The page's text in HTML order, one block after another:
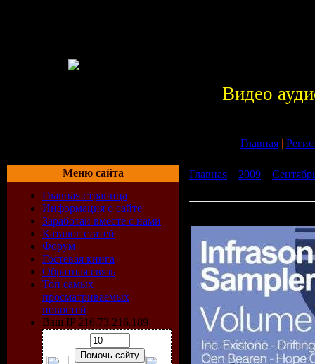
Видео
Главная|
Меню сайта
Главная страница
Информация о сайте
Заработай вместе с нами
Каталог статей
Форум
Гостевая книга
Обратная связь
Топ самых
просматриваемых
новостей
Ваш IP 216.73.216.189
Главная 2009